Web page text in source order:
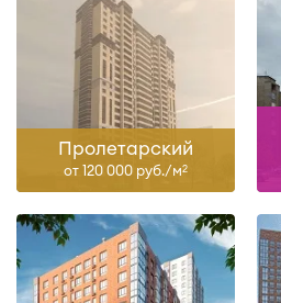
Пролетарский
от 120 000 руб./м2